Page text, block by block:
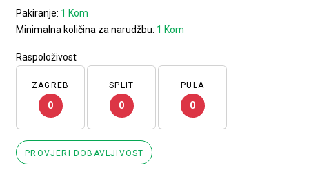
Pakiranje: 1 Kom
Minimalna količina za narudžbu: 1 Kom
Raspoloživost
ZAGREB
0
SPLIT
0
PULA
0
PROVJERI DOBAVLJIVOST